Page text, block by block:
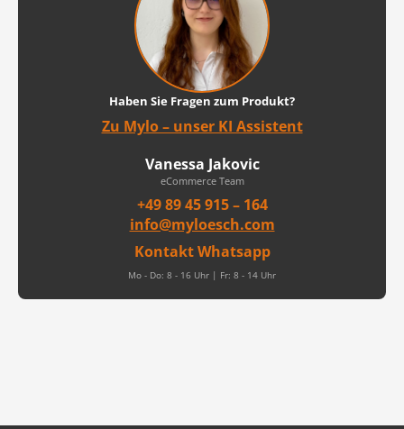
Haben Sie Fragen zum Produkt?
Zu Mylo – unser KI Assistent
Vanessa Jakovic
eCommerce Team
+49 89 45 915 – 164
info@myloesch.com
Kontakt Whatsapp
Mo - Do: 8 - 16 Uhr | Fr: 8 - 14 Uhr